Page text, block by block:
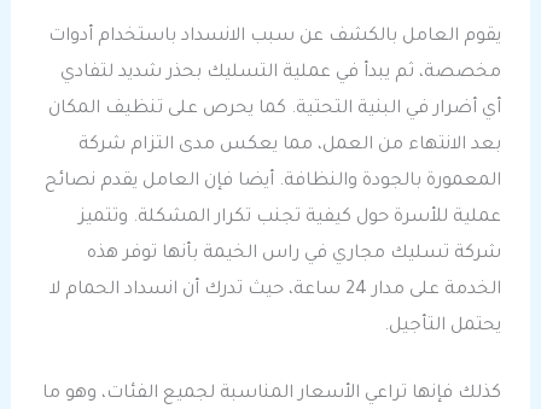
يقوم العامل بالكشف عن سبب الانسداد باستخدام أدوات
مخصصة، ثم يبدأ في عملية التسليك بحذر شديد لتفادي
أي أضرار في البنية التحتية. كما يحرص على تنظيف المكان
بعد الانتهاء من العمل، مما يعكس مدى التزام شركة
المعمورة بالجودة والنظافة. أيضا فإن العامل يقدم نصائح
عملية للأسرة حول كيفية تجنب تكرار المشكلة. وتتميز
شركة تسليك مجاري في راس الخيمة بأنها توفر هذه
الخدمة على مدار 24 ساعة، حيث تدرك أن انسداد الحمام لا
يحتمل التأجيل.
كذلك فإنها تراعي الأسعار المناسبة لجميع الفئات، وهو ما